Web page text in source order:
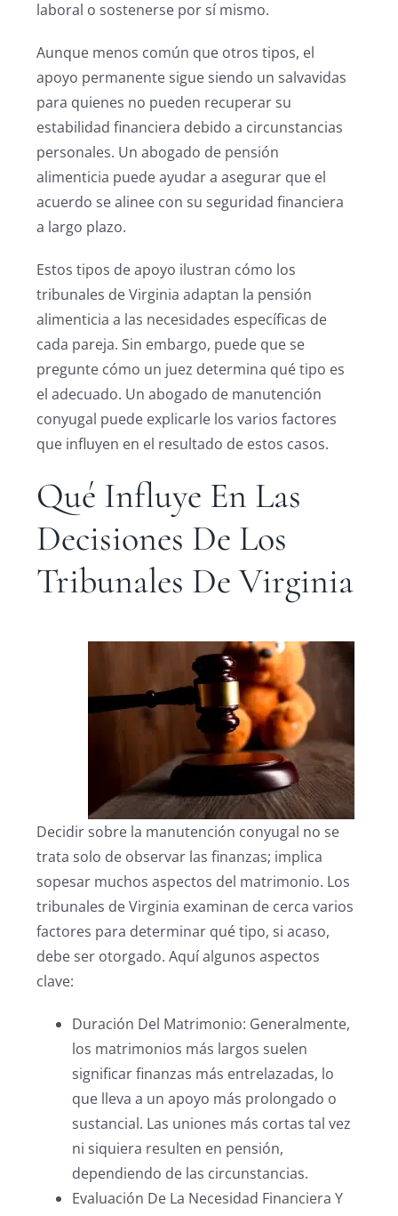
laboral o sostenerse por sí mismo.
Aunque menos común que otros tipos, el
apoyo permanente sigue siendo un salvavidas
para quienes no pueden recuperar su
estabilidad financiera debido a circunstancias
personales. Un abogado de pensión
alimenticia puede ayudar a asegurar que el
acuerdo se alinee con su seguridad financiera
a largo plazo.
Estos tipos de apoyo ilustran cómo los
tribunales de Virginia adaptan la pensión
alimenticia a las necesidades específicas de
cada pareja. Sin embargo, puede que se
pregunte cómo un juez determina qué tipo es
el adecuado. Un abogado de manutención
conyugal puede explicarle los varios factores
que influyen en el resultado de estos casos.
Qué Influye En Las
Decisiones De Los
Tribunales De Virginia
Decidir sobre la manutención conyugal no se
trata solo de observar las finanzas; implica
sopesar muchos aspectos del matrimonio. Los
tribunales de Virginia examinan de cerca varios
factores para determinar qué tipo, si acaso,
debe ser otorgado. Aquí algunos aspectos
clave:
Duración Del Matrimonio: Generalmente,
los matrimonios más largos suelen
significar finanzas más entrelazadas, lo
que lleva a un apoyo más prolongado o
sustancial. Las uniones más cortas tal vez
ni siquiera resulten en pensión,
dependiendo de las circunstancias.
Evaluación De La Necesidad Financiera Y